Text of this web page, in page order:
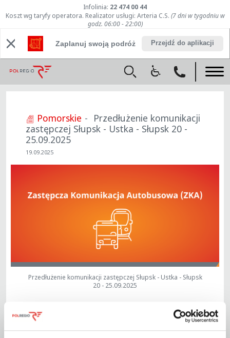
Infolinia: 22 474 00 44
Koszt wg taryfy operatora. Realizator usługi: Arteria C.S. (7 dni w tygodniu w
godz. 06:00 - 22:00)
Zaplanuj swoją podróż Przejdź do aplikacji
Pomorskie
Przedłużenie komunikacji
zastępczej Słupsk - Ustka - Słupsk 20 -
25.09.2025
19.09.2025
Przedłużenie komunikacji zastępczej Słupsk - Ustka - Słupsk
20 - 25.09.2025
zarządzanych przez PKP PLK S.A. informujemy, że
w dniach
20-25.09.2025 r. obowiązuje zastępcza komunikacja
autobusowa za pociągi: